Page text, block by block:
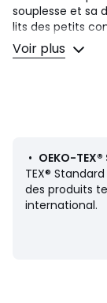
souplesse et sa
lits des petits
Description
Entretien
• Température
• En lavant
consommation
Voir plus
• OEKO-
TEX®
des produits
international.